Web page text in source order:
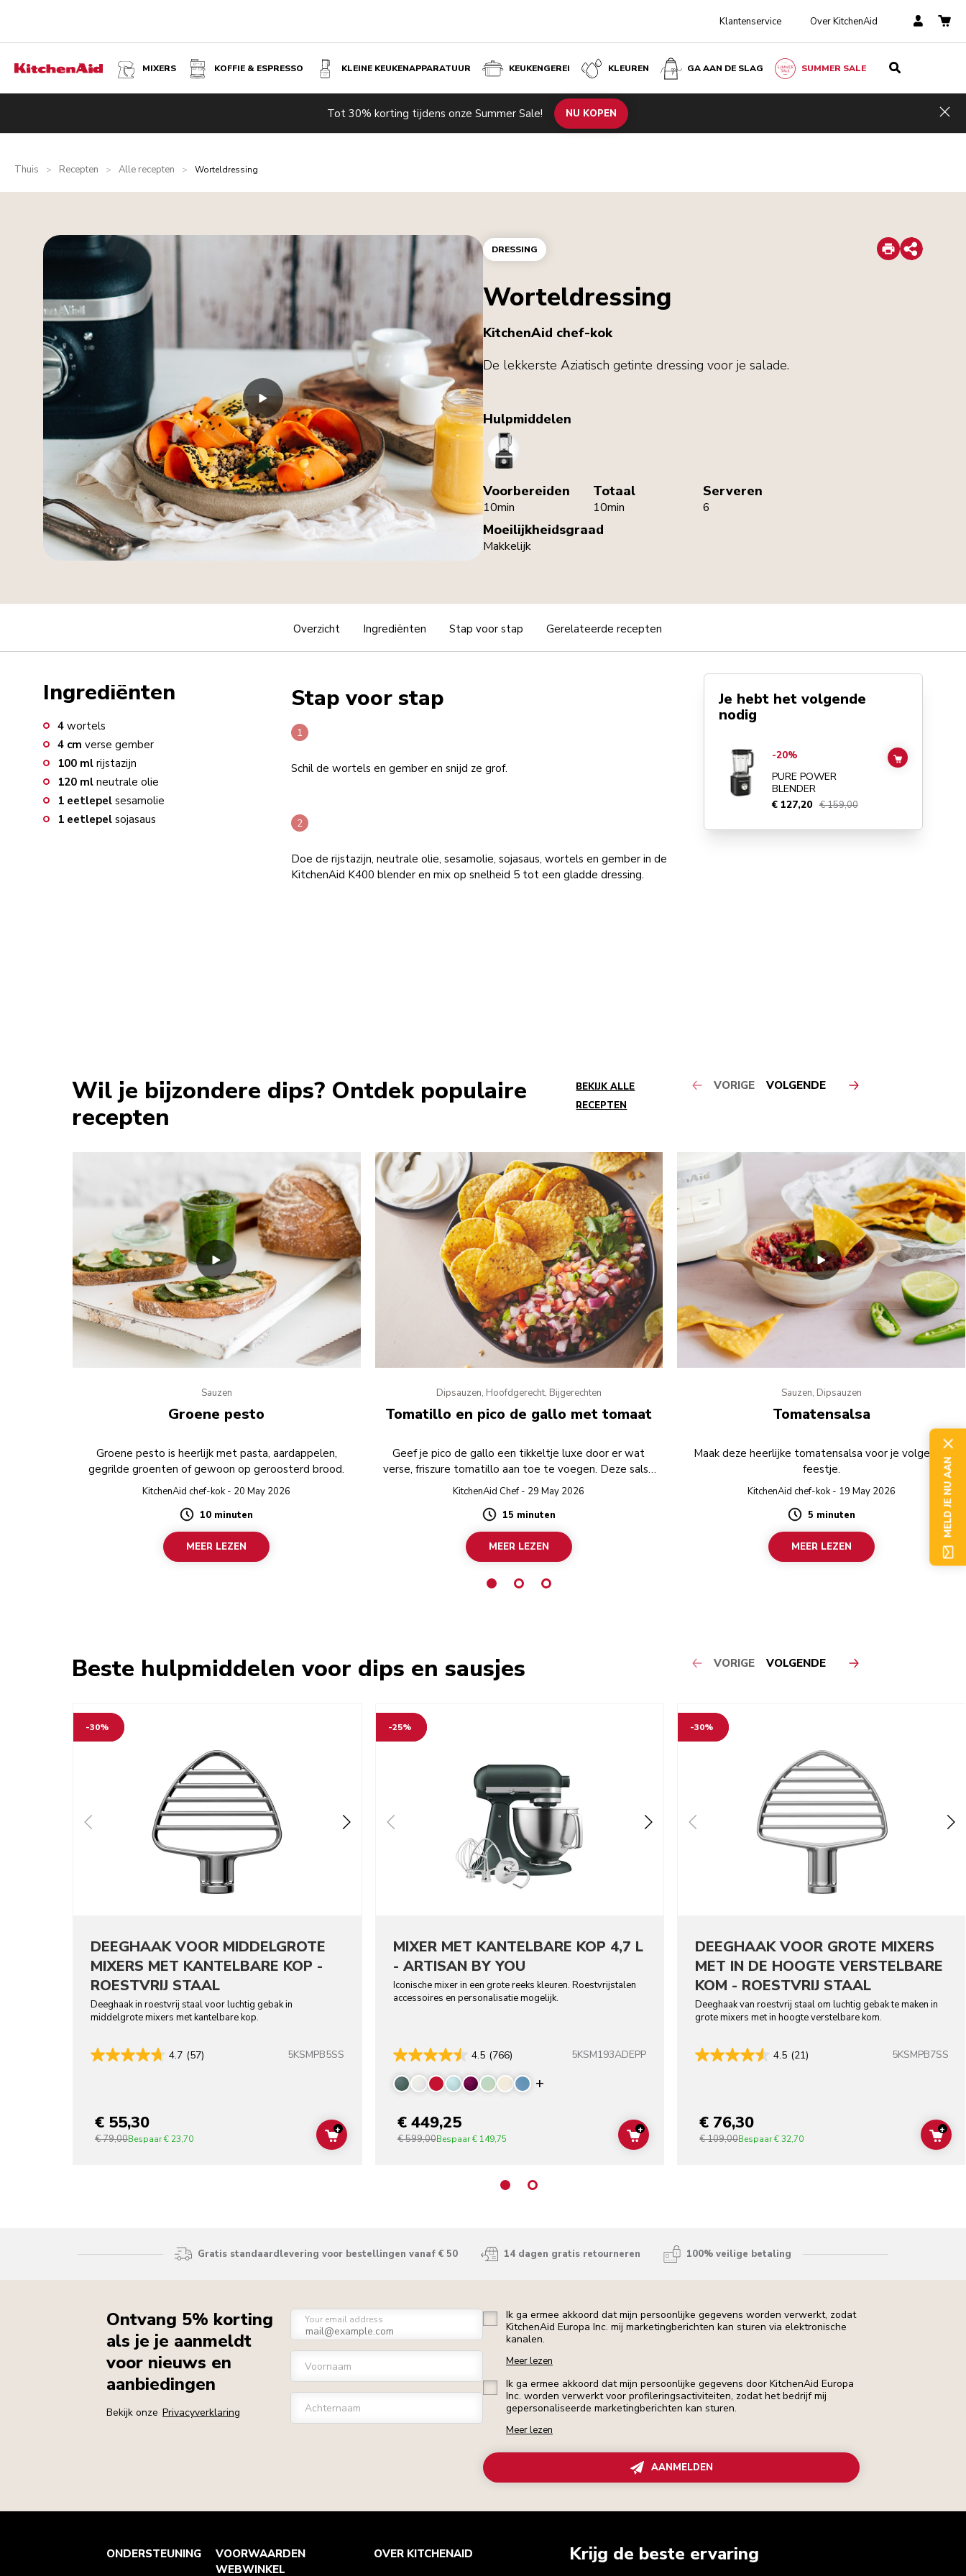
Klantenservice Over KitchenAid
MIXERS KOFFIE & ESPRESSO KLEINE KEUKENAPPARATUUR KEUKENGEREI KLEUREN GA AAN DE SLAG SUMMER SALE
Tot 30% korting tijdens onze Summer Sale! NU KOPEN
Thuis > Recepten > Alle recepten > Worteldressing
DRESSING Print
Share
Worteldressing
KitchenAid chef-kok
De lekkerste Aziatisch getinte dressing voor je salade.
Hulpmiddelen
Blender
Voorbereiden
10min
Totaal
10min
Serveren
6
Moeilijkheidsgraad
Makkelijk
Overzicht Ingrediënten Stap voor stap Gerelateerde recepten
Ingrediënten
4 wortels
4 cm verse gember
100 ml rijstazijn
120 ml neutrale olie
1 eetlepel sesamolie
1 eetlepel sojasaus
Stap voor stap
Schil de wortels en gember en snijd ze grof.
Doe de rijstazijn, neutrale olie, sesamolie, sojasaus, wortels en gember in de
KitchenAid K400 blender en mix op snelheid 5 tot een gladde dressing.
Je hebt het volgende
nodig
Go toPure Power Blender
-20%
PURE POWER
BLENDER
€ 127,20 € 159,00
ADD TO CART
Wil je bijzondere dips? Ontdek populaire
recepten
BEKIJK ALLE
RECEPTEN
VORIGE VOLGENDE
Sauzen
Groene pesto
Groene pesto is heerlijk met pasta, aardappelen,
gegrilde groenten of gewoon op geroosterd brood.
KitchenAid chef-kok - 20 May 2026
Duration
10 minuten
MEER LEZEN
Dipsauzen, Hoofdgerecht, Bijgerechten
Tomatillo en pico de gallo met tomaat
Geef je pico de gallo een tikkeltje luxe door er wat
verse, friszure tomatillo aan toe te voegen. Deze salsa
is verfrissend, pittig en perfect om te serveren als dip bij
KitchenAid Chef - 29 May 2026
Duration
15 minuten
MEER LEZEN
Sauzen, Dipsauzen
Tomatensalsa
Maak deze heerlijke tomatensalsa voor je volgende
feestje.
KitchenAid chef-kok - 19 May 2026
Duration
5 minuten
MEER LEZEN
Beste hulpmiddelen voor dips en sausjes VORIGE VOLGENDE
-30%
DEEGHAAK VOOR MIDDELGROTE
MIXERS MET KANTELBARE KOP -
ROESTVRIJ STAAL
Deeghaak in roestvrij staal voor luchtig gebak in
middelgrote mixers met kantelbare kop.
4.7 (57) 5KSMPB5SS
€ 55,30
€ 79,00Bespaar€ 23,70 ADD TO CART
+
-25%
MIXER MET KANTELBARE KOP 4,7 L
- ARTISAN BY YOU
Iconische mixer in een grote reeks kleuren. Roestvrijstalen
accessoires en personalisatie mogelijk.
4.5 (766) 5KSM193ADEPP
Display more colors
€ 449,25
€ 599,00Bespaar€ 149,75 ADD TO CART
+
-30%
DEEGHAAK VOOR GROTE MIXERS
MET IN DE HOOGTE VERSTELBARE
KOM - ROESTVRIJ STAAL
Deeghaak van roestvrij staal om luchtig gebak te maken in
grote mixers met in hoogte verstelbare kom.
4.5 (21) 5KSMPB7SS
€ 76,30
€ 109,00Bespaar€ 32,70
+
Gratis standaardlevering voor bestellingen vanaf € 50 14 dagen gratis retourneren 100% veilige betaling
Ontvang 5% korting
als je je aanmeldt
voor nieuws en
aanbiedingen
Bekijk onze Privacyverklaring
Your email address
Voornaam
Achternaam
Ik ga ermee akkoord dat mijn persoonlijke gegevens worden verwerkt, zodat
KitchenAid Europa Inc. mij marketingberichten kan sturen via elektronische
kanalen.
Meer lezen
Ik ga ermee akkoord dat mijn persoonlijke gegevens door KitchenAid Europa
Inc. worden verwerkt voor profileringsactiviteiten, zodat het bedrijf mij
gepersonaliseerde marketingberichten kan sturen.
Meer lezen
AANMELDEN
Krijg de beste ervaring
Health check
Klantenservice
Algemene voorwaarden
Verzending en levering
Retournering en terugbetaling
Het merk
Onze geschiedenis
Zoek een winkel
ONDERSTEUNING
VOORWAARDEN
WEBWINKEL
OVER KITCHENAID
MELD JE NU AAN